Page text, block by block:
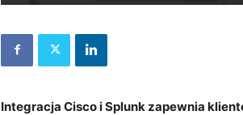
Integracja Cisco i Splunk zapewnia